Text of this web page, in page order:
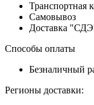
Транспортная
Самовывоз
Доставка
Способы оплаты
Безналичный
Регионы доставки: